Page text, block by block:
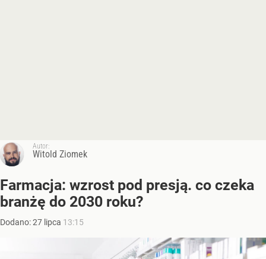
Autor:
Witold Ziomek
Farmacja: wzrost pod presją. co czeka
branżę do 2030 roku?
Dodano:27 lipca 13:15